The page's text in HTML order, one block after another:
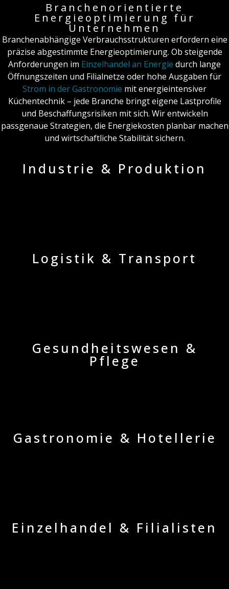
Branchenorientierte
Energieoptimierung für
Unternehmen
Branchenabhängige Verbrauchsstrukturen erfordern eine
präzise abgestimmte Energieoptimierung. Ob steigende
Anforderungen im Einzelhandel an Energie durch lange
Öffnungszeiten und Filialnetze oder hohe Ausgaben für
Strom in der Gastronomie mit energieintensiver
Küchentechnik – jede Branche bringt eigene Lastprofile
und Beschaffungsrisiken mit sich. Wir entwickeln
passgenaue Strategien, die Energiekosten planbar machen
und wirtschaftliche Stabilität sichern.
Industrie & Produktion
Logistik & Transport
Gesundheits­wesen &
Pflege
Gastronomie & Hotellerie
Einzelhandel & Filialisten